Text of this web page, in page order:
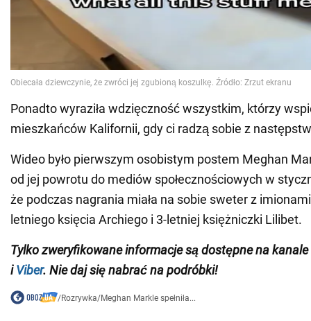
Ponadto wyraziła wdzięczność wszystkim, którzy
mieszkańców Kalifornii, gdy ci radzą sobie z
Wideo było pierwszym osobistym postem Meghan
od jej powrotu do mediów społecznościowych w
że podczas nagrania miała na sobie sweter z
letniego księcia Archiego i 3-letniej księżniczki Lilibet.
Tylko zweryfikowane informacje są dostępne na kanale
iViber. Nie daj się nabrać na podróbki!
/Rozrywka/Meghan Markle spełniła...